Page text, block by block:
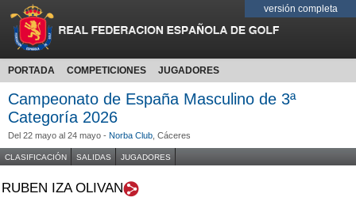
versión completa
PORTADA COMPETICIONES JUGADORES
Campeonato de España Masculino de 3ª
Categoría 2026
Del 22 mayo al 24 mayo - Norba Club , Cáceres
CLASIFICACIÓN SALIDAS JUGADORES
RUBEN IZA OLIVAN